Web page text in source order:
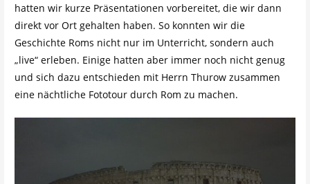
hatten wir kurze Präsentationen vorbereitet, die wir dann
direkt vor Ort gehalten haben. So konnten wir die
Geschichte Roms nicht nur im Unterricht, sondern auch
„live“ erleben. Einige hatten aber immer noch nicht genug
und sich dazu entschieden mit Herrn Thurow zusammen
eine nächtliche Fototour durch Rom zu machen.